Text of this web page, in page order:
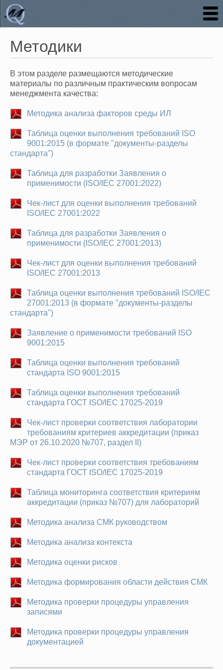
Методики
В этом разделе размещаются методические
материалы по различным практическим вопросам
менеджмента качества:
Методика анализа факторов среды ИЛ
Таблица оценки выполнения требований ISO
9001:2015 (в формате "документы-разделы
стандарта")
Таблица для разработки Заявления о
применимости (ISO/IEC 27001:2022)
Чек-лист для оценки выполнения требований
ISO/IEC 27001:2022
Таблица для разработки Заявления о
применимости (ISO/IEC 27001:2013)
Чек-лист для оценки выполнения требований
ISO/IEC 27001:2013
Таблица оценки выполнения требований ISO/IEC
27001:2013 (в формате "документы-разделы
стандарта")
Заявление о применимости требований ISO
9001:2015
Таблица оценки выполнения требований
стандарта ISO 9001:2015
Таблица оценки выполнения требований
стандарта ГОСТ ISO/IEC 17025-2019
Чек-лист проверки соответствия лаборатории
требованиям критериев аккредитации (приказ
МЭР от 26.10.2020 №707, раздел II)
Чек-лист проверки соответствия требованиям
стандарта ГОСТ ISO/IEC 17025-2019
Таблица мониторинга соответствия критериям
аккредитации (приказ №707) для лабораторий
Методика анализа СМК руководством
Методика анализа контекста
Методика оценки рисков
Методика формирования области действия СМК
Методика проверки процедуры управления
записями
Методика проверки процедуры управления
документацией